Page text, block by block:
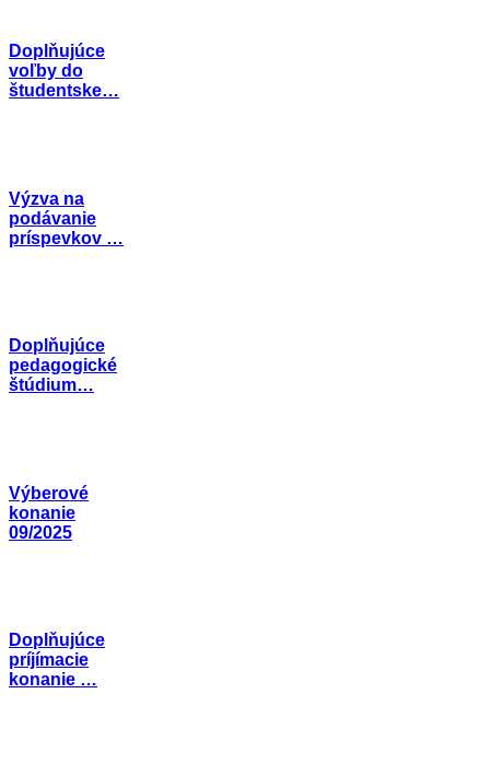
Doplňujúce
voľby do
študentske…
Výzva na
podávanie
príspevkov …
Doplňujúce
pedagogické
štúdium…
Výberové
konanie
09/2025
Doplňujúce
príjímacie
konanie …